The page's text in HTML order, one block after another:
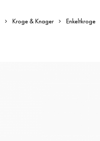
Kroge & Knager Enkeltkroge